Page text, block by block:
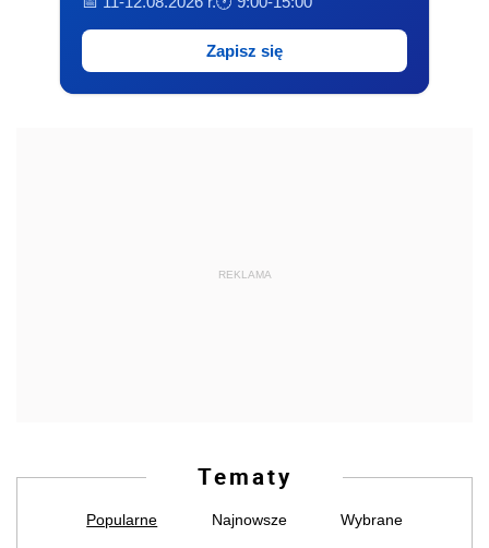
Zapisz się
REKLAMA
Tematy
Popularne Najnowsze Wybrane